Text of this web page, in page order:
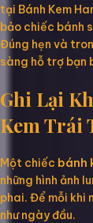
tại Bánh Kem
bảo chiếc bánh
Đúng hẹn và
sàng hỗ trợ bạn
Ghi Lại
Kem Trái
Một chiếc bánh
những hình ảnh
phai. Để mỗi khi
như ngày đầu.